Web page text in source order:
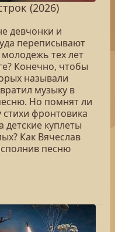
(2026)
девчонки и
переписывают
тех лет
Конечно, чтобы
называли
музыку в
Но помнят ли
фронтовика
детские куплеты
Как Вячеслав
песню